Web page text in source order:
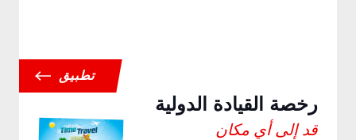
تطبيق
رخصة القيادة الدولية
قد إلى أي مكان